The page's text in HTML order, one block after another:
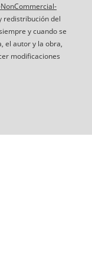
redistribución del
y cuando se
el autor y la obra,
modificaciones